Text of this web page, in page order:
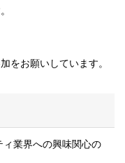
をお願いしています。
ィ業界への興味関心の